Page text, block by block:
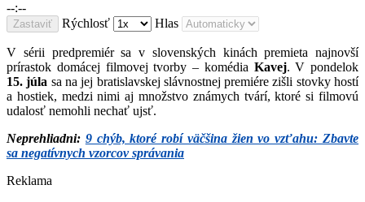
--:--
Zastaviť Rýchlosť Hlas
V sérii predpremiér sa v slovenských kinách premieta najnovší
prírastok domácej filmovej tvorby – komédiaKavej. V pondelok
15. júla sa na jej bratislavskej slávnostnej premiére zišli stovky hostí
a hostiek, medzi nimi aj množstvo známych tvárí, ktoré si filmovú
udalosť nemohli nechať ujsť.
Neprehliadni: 9 chýb, ktoré robí väčšina žien vo vzťahu: Zbavte
sa negatívnych vzorcov správania
Reklama